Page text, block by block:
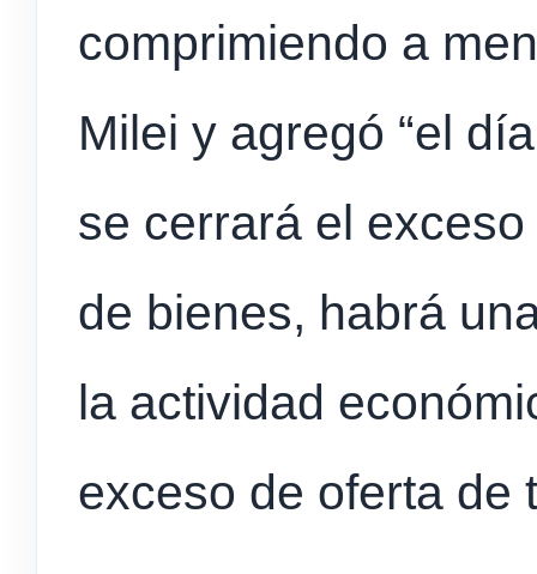
comprimiendo a
Milei y agregó “el
se cerrará el
de bienes, habrá
la actividad
exceso de oferta de